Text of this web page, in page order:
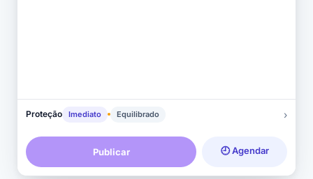
Proteção Imediato Equilibrado ›
Publicar 🕘 Agendar